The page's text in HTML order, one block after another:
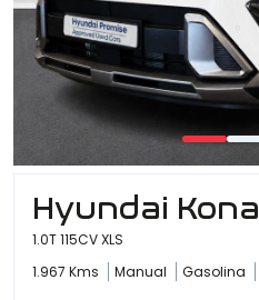
Hyundai Kona
1.0T 115CV XLS
1.967 Kms
Manual Gasolina